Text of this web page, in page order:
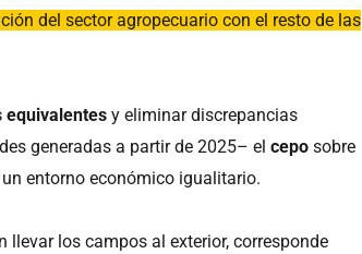
del sector agropecuario con el resto de las
equivalentes y eliminar discrepancias
generadas a partir de 2025– elcepo sobre
entorno económico igualitario.
llevar los campos al exterior, corresponde